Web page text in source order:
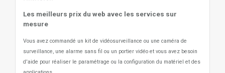
Les meilleurs prix du web avec les services sur
mesure
Vous avez commandé un kit de vidéosurveillance ou une caméra de
surveillance, une alarme sans fil ou un portier vidéo et vous avez besoin
d'aide pour réaliser le paramétrage ou la configuration du matériel et des